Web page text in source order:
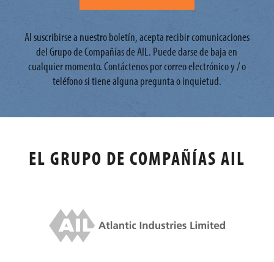
Al suscribirse a nuestro boletín, acepta recibir comunicaciones
del Grupo de Compañías de AIL. Puede darse de baja en
cualquier momento. Contáctenos por correo electrónico y / o
teléfono si tiene alguna pregunta o inquietud.
EL GRUPO DE COMPAÑÍAS AIL